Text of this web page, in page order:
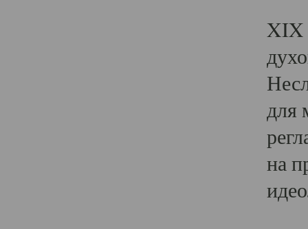
XIX
для
на